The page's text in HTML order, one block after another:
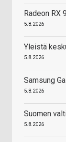
Radeon RX
5.8.2026
Yleistä
5.8.2026
Samsung
5.8.2026
Suomen
5.8.2026